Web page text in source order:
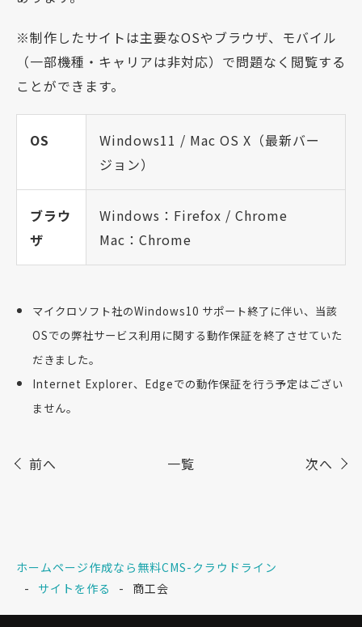
※制作したサイトは主要なOSやブラウザ、モバイル
（一部機種・キャリアは非対応）で問題なく閲覧する
ことができます。
OS
Windows11 / Mac OS X（最新バー
ジョン）
ブラウ
ザ
Windows：Firefox / Chrome
Mac：Chrome
マイクロソフト社のWindows10 サポート終了に伴い、当該
OSでの弊社サービス利用に関する動作保証を終了させていた
だきました。
Internet Explorer、Edgeでの動作保証を行う予定はござい
ません。
前へ 一覧 次へ
ホームページ作成なら無料CMS-クラウドライン
サイトを作る
商工会